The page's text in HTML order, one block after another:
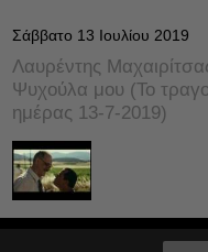
Σάββατο 13 Ιουλίου 2019
Λαυρέντης
Ψυχούλα μου (Το
ημέρας 13-7-2019)